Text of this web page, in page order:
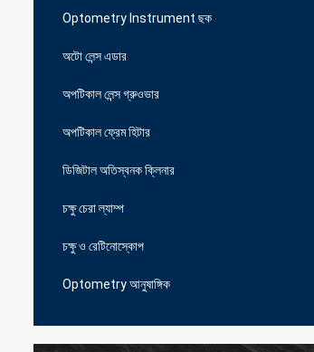
Optometry Instrument ছক
অটো লেন্স এডার
অপটিকাল লেন্স গ্রুওভার
অপটিকাল ফ্রেম হিটার
ডিজিটাল অতিস্বনক ক্লিনার
চক্ষু চেরা ল্যাম্প
চক্ষু ও রেটিনোস্কোপ
Optometry আনুষাঙ্গিক